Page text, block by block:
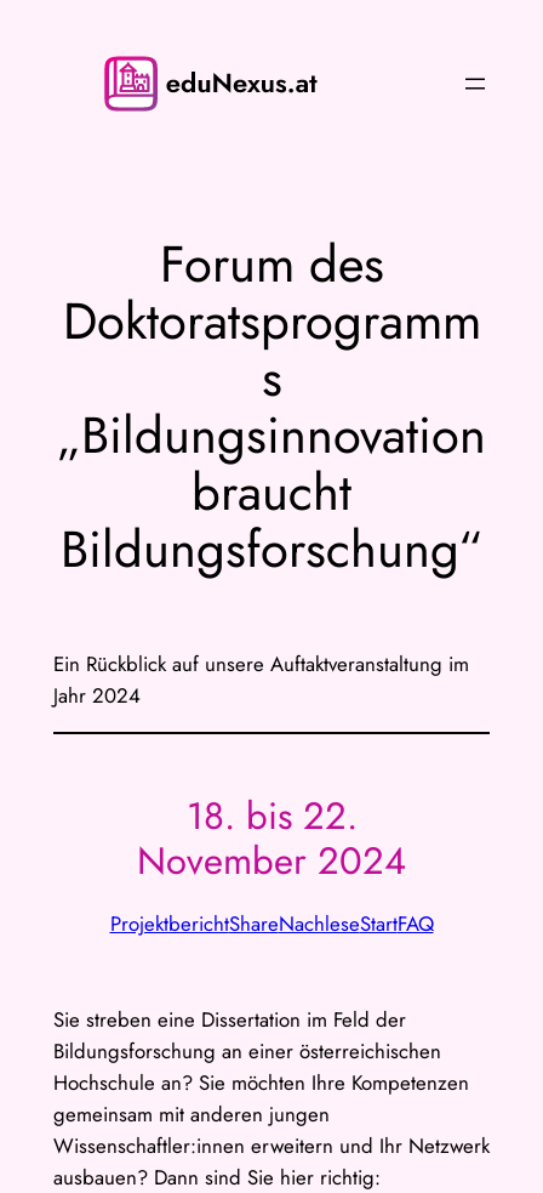
Forum des
Doktoratsprogramm
s
„Bildungsinnovation
braucht
Bildungsforschung“
Ein Rückblick auf unsere Auftaktveranstaltung im
Jahr 2024
18. bis 22.
November 2024
ProjektberichtShareNachleseStartFAQ
Sie streben eine Dissertation im Feld der
Bildungsforschung an einer österreichischen
Hochschule an? Sie möchten Ihre Kompetenzen
gemeinsam mit anderen jungen
Wissenschaftler:innen erweitern und Ihr Netzwerk
ausbauen? Dann sind Sie hier richtig: